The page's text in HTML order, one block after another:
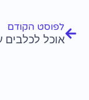
לפוסט הקודם